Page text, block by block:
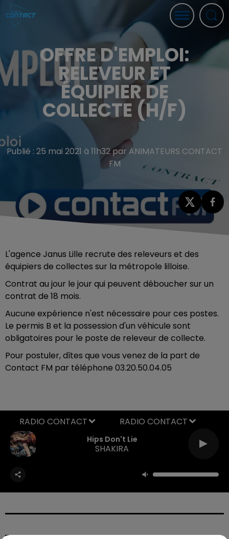
OFFRE D'EMPLOI:
RELEVEUR ET
ÉQUIPIER DE
COLLECTE (H/F)
Publié : 25 mai 2021 à 11h32 par ANIMATEURS CONTACT
FM
L'agence Janus Lille recrute des releveurs et des
équipiers de collectes sur la métropole lilloise.
Contrat au jour le jour qui peuvent déboucher sur un
contrat de 18 mois.
Aucune expérience n'est nécessaire pour ces postes.
Le permis B et la possession d'un véhicule sont
obligatoires pour le poste de releveur de collecte.
Pour postuler, dîtes que vous venez de la part de
Contact FM par téléphone 03.20.50.04.05
Hips Don't Lie
SHAKIRA
RADIO CONTACT